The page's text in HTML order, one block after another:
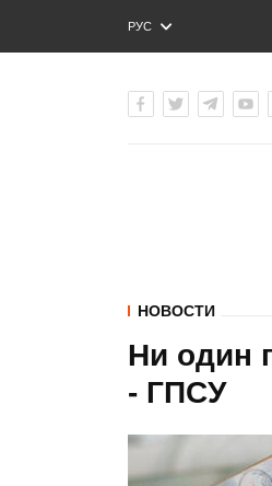
РУС
ENG
НОВОСТИ
Ни один
- ГПСУ